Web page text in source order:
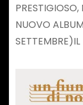
NUOVO